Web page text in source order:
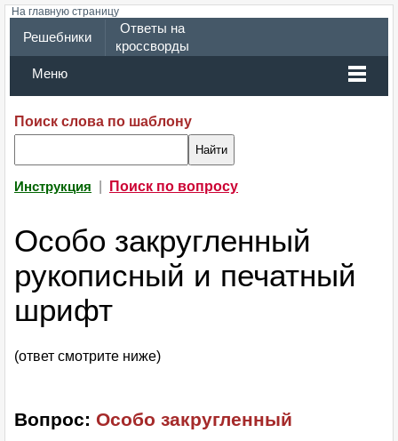
На главную страницу
Решебники
Ответы на
кроссворды
Меню
Поиск слова по шаблону
Инструкция Поиск по вопросу
Особо закругленный
рукописный и печатный
шрифт
(ответ смотрите ниже)
Вопрос: Особо закругленный